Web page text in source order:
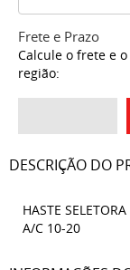
Frete e Prazo
Calcule o frete e
região:
DESCRIÇÃO DO
HASTE
A/C 10-20